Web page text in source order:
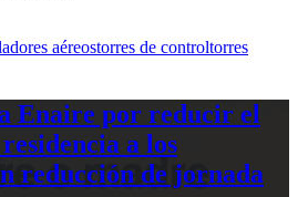
aéreostorres de controltorres
Enaire por reducir el
a los
reducción de jornada